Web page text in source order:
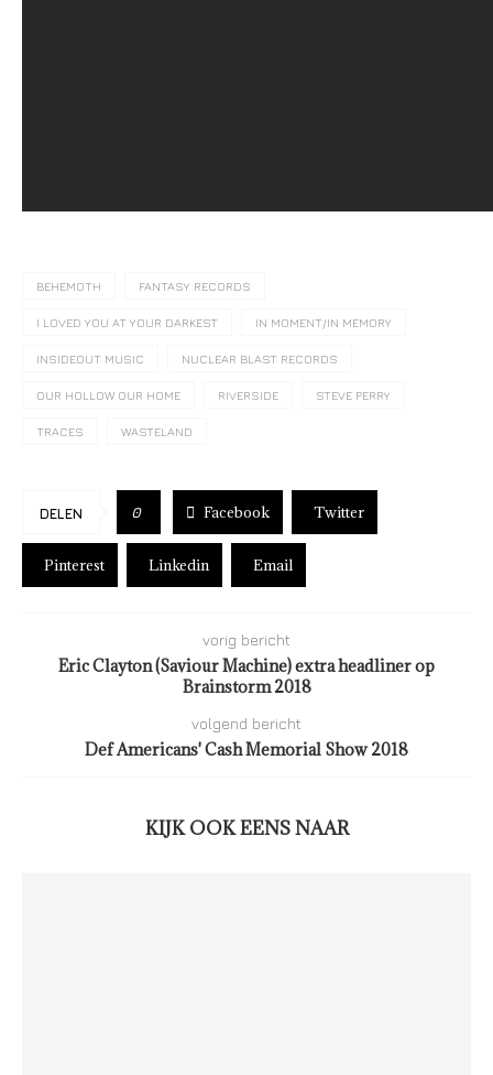
BEHEMOTH FANTASY RECORDS
I LOVED YOU AT YOUR DARKEST IN MOMENT/IN MEMORY
INSIDEOUT MUSIC NUCLEAR BLAST RECORDS
OUR HOLLOW OUR HOME RIVERSIDE STEVE PERRY
TRACES WASTELAND
DELEN 0 Facebook Twitter
Pinterest Linkedin Email
vorig bericht
Eric Clayton (Saviour Machine) extra headliner op
Brainstorm 2018
volgend bericht
Def Americans' Cash Memorial Show 2018
KIJK OOK EENS NAAR